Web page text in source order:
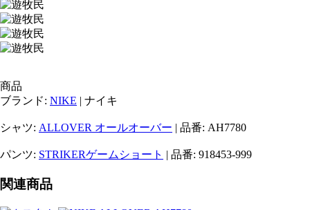
商品
ブランド: NIKE | ナイキ
シャツ: ALLOVER オールオーバー | 品番: AH7780
パンツ: STRIKERゲームショート | 品番: 918453-999
関連商品